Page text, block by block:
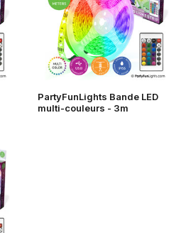
PartyFunLights Bande LED
multi-couleurs - 3m